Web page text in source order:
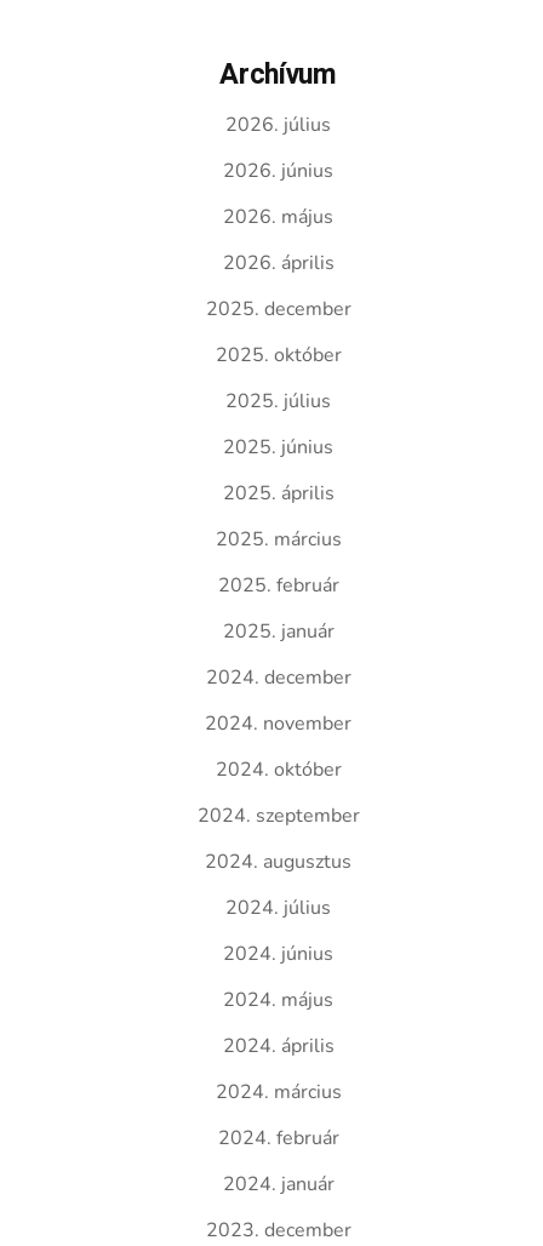
Archívum
2026. július
2026. június
2026. május
2026. április
2025. december
2025. október
2025. július
2025. június
2025. április
2025. március
2025. február
2025. január
2024. december
2024. november
2024. október
2024. szeptember
2024. augusztus
2024. július
2024. június
2024. május
2024. április
2024. március
2024. február
2024. január
2023. december